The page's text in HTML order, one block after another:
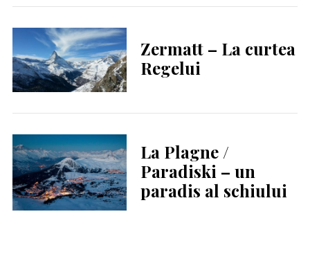
Zermatt – La curtea
Regelui
La Plagne /
Paradiski – un
paradis al schiului